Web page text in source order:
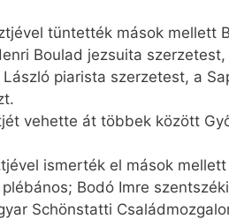
tüntették mások mellett
Boulad jezsuita
piarista szerzetest, a
vehette át többek között
ismerték el mások
Bodó Imre
Schönstatti